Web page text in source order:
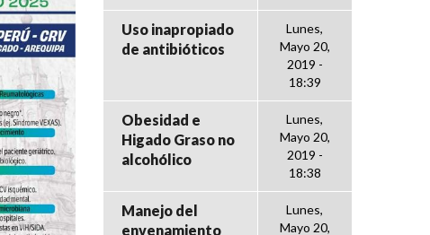
Uso inapropiado
de antibióticos
Lunes,
Mayo 20,
2019 -
18:39
Obesidad e
Higado Graso no
alcohólico
Lunes,
Mayo 20,
2019 -
18:38
Manejo del
envenamiento
Lunes,
Mayo 20,